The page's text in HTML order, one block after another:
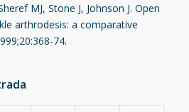
MJ, Stone J, Johnson J. Open
arthrodesis: a comparative
74.